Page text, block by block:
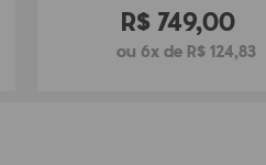
R$ 749,00
ou 6x de R$ 124,83